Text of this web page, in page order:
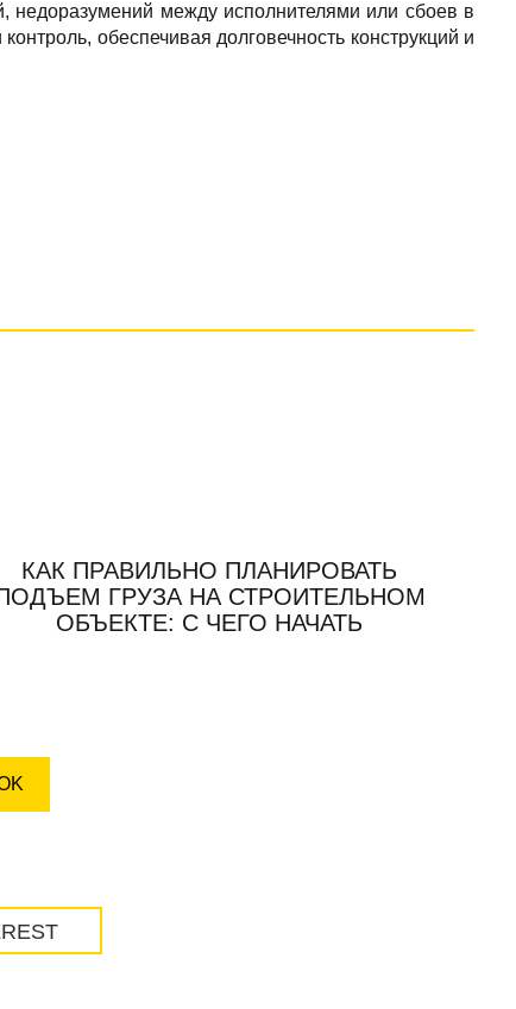
недоразумений между исполнителями или сбоев в
обеспечивая долговечность конструкций и
КАК ПРАВИЛЬНО ПЛАНИРОВАТЬ
ГРУЗА НА СТРОИТЕЛЬНОМ
ОБЪЕКТЕ: С ЧЕГО НАЧАТЬ